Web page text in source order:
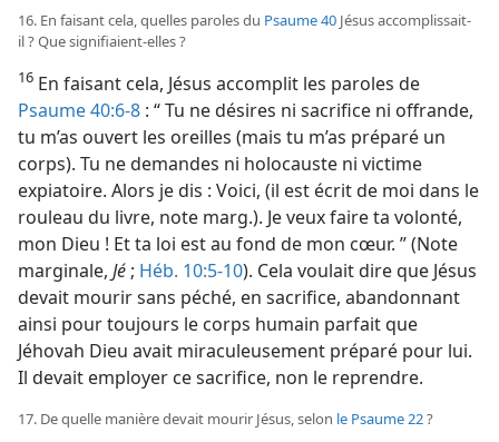
16. En faisant cela, quelles paroles du Psaume 40 Jésus accomplissait-​
il ? Que signifiaient-​elles ?
16 En faisant cela, Jésus accomplit les paroles de
Psaume 40:6-8 : “ Tu ne désires ni sacrifice ni offrande,
tu m’as ouvert les oreilles (mais tu m’as préparé un
corps). Tu ne demandes ni holocauste ni victime
expiatoire. Alors je dis : Voici, (il est écrit de moi dans le
rouleau du livre, note marg.). Je veux faire ta volonté,
mon Dieu ! Et ta loi est au fond de mon cœur. ” (Note
marginale, Jé ; Héb. 10:5-10). Cela voulait dire que Jésus
devait mourir sans péché, en sacrifice, abandonnant
ainsi pour toujours le corps humain parfait que
Jéhovah Dieu avait miraculeusement préparé pour lui.
Il devait employer ce sacrifice, non le reprendre.
17. De quelle manière devait mourir Jésus, selon le Psaume 22?